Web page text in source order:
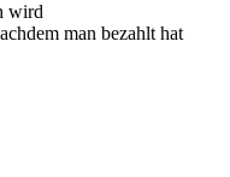
wird
man bezahlt hat